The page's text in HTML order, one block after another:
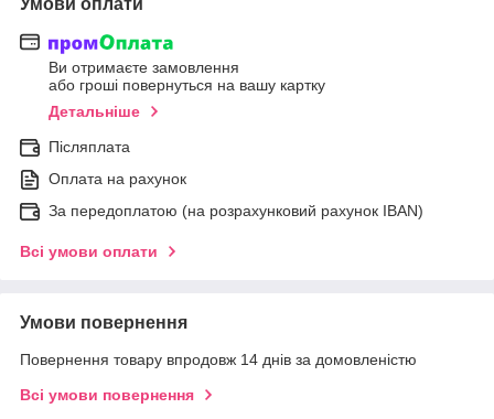
Ви отримаєте замовлення
або гроші повернуться на вашу картку
Детальніше
Післяплата
Оплата на рахунок
За передоплатою (на розрахунковий рахунок IBAN)
Всі умови оплати
Умови повернення
Повернення товару впродовж 14 днів за домовленістю
Всі умови повернення